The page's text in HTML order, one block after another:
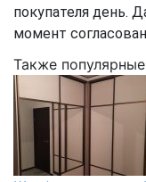
покупателя день.
момент
Также